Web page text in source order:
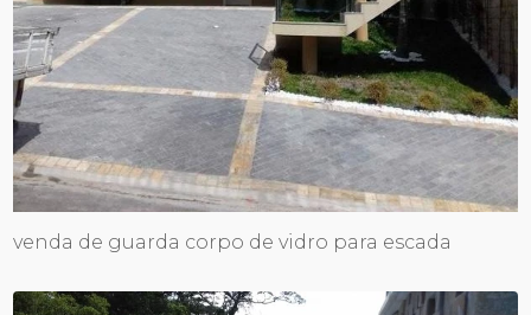
venda de guarda corpo de vidro para escada